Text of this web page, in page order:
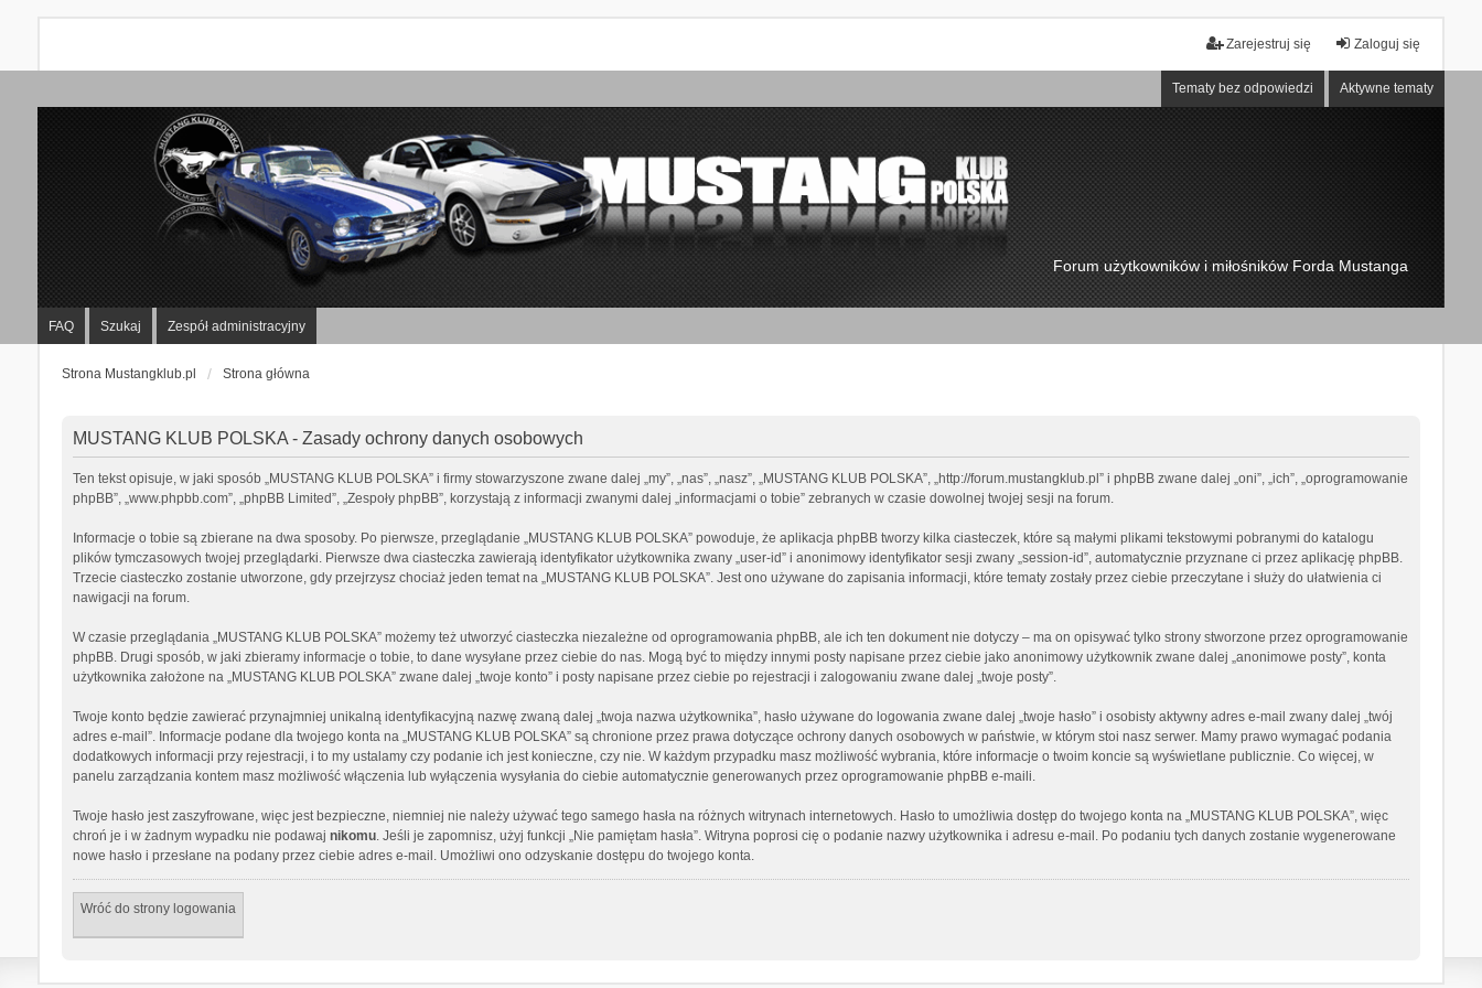
Zaloguj się
Zarejestruj się
Tematy bez odpowiedzi Aktywne tematy
Forum użytkowników i miłośników Forda Mustanga
FAQ Szukaj Zespół administracyjny
Strona Mustangklub.pl Strona główna
MUSTANG KLUB POLSKA - Zasady ochrony danych osobowych
Ten tekst opisuje, w jaki sposób „MUSTANG KLUB POLSKA” i firmy stowarzyszone zwane dalej „my”, „nas”, „nasz”, „MUSTANG KLUB POLSKA”, „http://forum.mustangklub.pl” i phpBB zwane dalej „oni”, „ich”, „oprogramowanie
phpBB”, „www.phpbb.com”, „phpBB Limited”, „Zespoły phpBB”, korzystają z informacji zwanymi dalej „informacjami o tobie” zebranych w czasie dowolnej twojej sesji na forum.
Informacje o tobie są zbierane na dwa sposoby. Po pierwsze, przeglądanie „MUSTANG KLUB POLSKA” powoduje, że aplikacja phpBB tworzy kilka ciasteczek, które są małymi plikami tekstowymi pobranymi do katalogu
plików tymczasowych twojej przeglądarki. Pierwsze dwa ciasteczka zawierają identyfikator użytkownika zwany „user-id” i anonimowy identyfikator sesji zwany „session-id”, automatycznie przyznane ci przez aplikację phpBB.
Trzecie ciasteczko zostanie utworzone, gdy przejrzysz chociaż jeden temat na „MUSTANG KLUB POLSKA”. Jest ono używane do zapisania informacji, które tematy zostały przez ciebie przeczytane i służy do ułatwienia ci
nawigacji na forum.
W czasie przeglądania „MUSTANG KLUB POLSKA” możemy też utworzyć ciasteczka niezależne od oprogramowania phpBB, ale ich ten dokument nie dotyczy – ma on opisywać tylko strony stworzone przez oprogramowanie
phpBB. Drugi sposób, w jaki zbieramy informacje o tobie, to dane wysyłane przez ciebie do nas. Mogą być to między innymi posty napisane przez ciebie jako anonimowy użytkownik zwane dalej „anonimowe posty”, konta
użytkownika założone na „MUSTANG KLUB POLSKA” zwane dalej „twoje konto” i posty napisane przez ciebie po rejestracji i zalogowaniu zwane dalej „twoje posty”.
Twoje konto będzie zawierać przynajmniej unikalną identyfikacyjną nazwę zwaną dalej „twoja nazwa użytkownika”, hasło używane do logowania zwane dalej „twoje hasło” i osobisty aktywny adres e-mail zwany dalej „twój
adres e-mail”. Informacje podane dla twojego konta na „MUSTANG KLUB POLSKA” są chronione przez prawa dotyczące ochrony danych osobowych w państwie, w którym stoi nasz serwer. Mamy prawo wymagać podania
dodatkowych informacji przy rejestracji, i to my ustalamy czy podanie ich jest konieczne, czy nie. W każdym przypadku masz możliwość wybrania, które informacje o twoim koncie są wyświetlane publicznie. Co więcej, w
panelu zarządzania kontem masz możliwość włączenia lub wyłączenia wysyłania do ciebie automatycznie generowanych przez oprogramowanie phpBB e-maili.
Twoje hasło jest zaszyfrowane, więc jest bezpieczne, niemniej nie należy używać tego samego hasła na różnych witrynach internetowych. Hasło to umożliwia dostęp do twojego konta na „MUSTANG KLUB POLSKA”, więc
chroń je i w żadnym wypadku nie podawaj nikomu. Jeśli je zapomnisz, użyj funkcji „Nie pamiętam hasła”. Witryna poprosi cię o podanie nazwy użytkownika i adresu e-mail. Po podaniu tych danych zostanie wygenerowane
nowe hasło i przesłane na podany przez ciebie adres e-mail. Umożliwi ono odzyskanie dostępu do twojego konta.
Wróć do strony logowania